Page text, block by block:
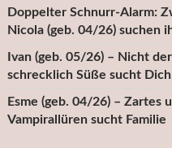
Doppelter Schnurr-Alarm:
Nicola (geb. 04/26) suchen
Ivan (geb. 05/26) – Nicht
schrecklich Süße sucht Dich
Esme (geb. 04/26) – Zartes
Vampirallüren sucht Familie